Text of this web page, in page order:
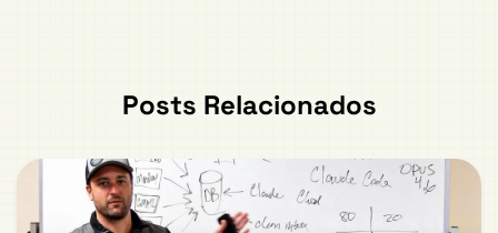
Posts Relacionados